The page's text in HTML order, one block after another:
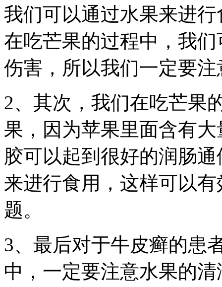
我们可以通过水果来进
在吃芒果的过程中，我
伤害，所以我们一定要注
2、其次，我们在吃芒果
果，因为苹果里面含有
胶可以起到很好的润肠
来进行食用，这样可以
题。
3、最后对于牛皮癣的患
中，一定要注意水果的